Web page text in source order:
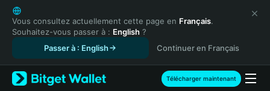
English
日本語
Tiếng Việt
Español (Latinoamérica)
Türkçe
Vous consultez actuellement cette page en Français.
Souhaitez-vous passer à : English ?
Passer à : English
Continuer en Français
Télécharger maintenant